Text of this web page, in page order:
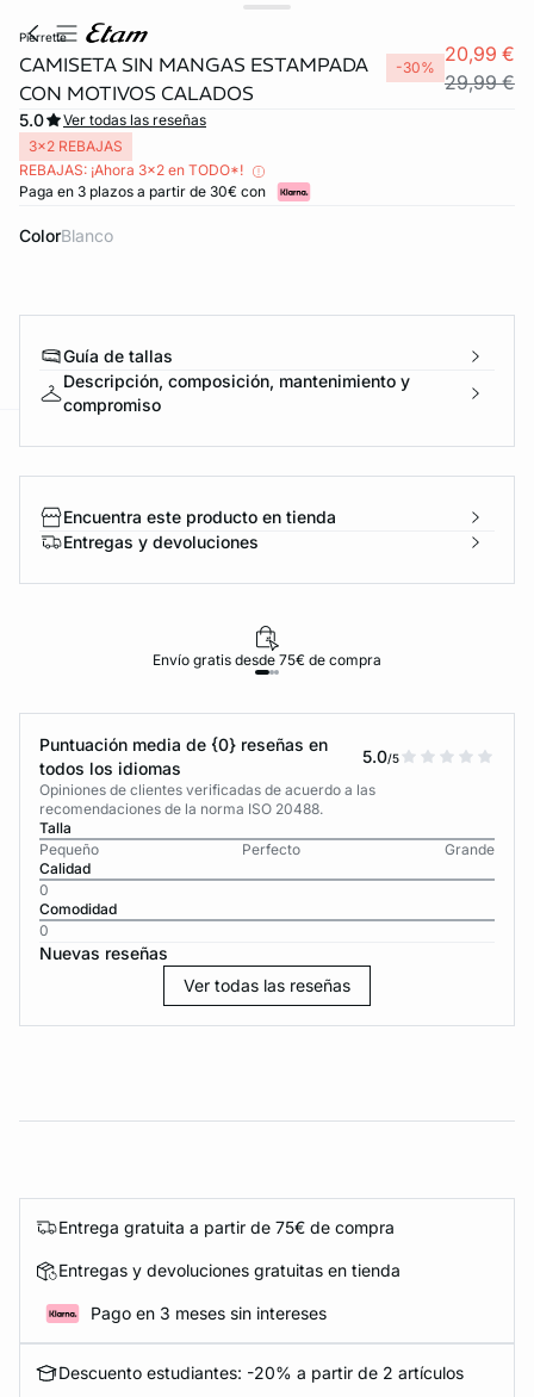
pierrette
CAMISETA SIN MANGAS ESTAMPADA
CON MOTIVOS CALADOS
-30%
20,99 €
29,99 €
5.0
Ver todas las reseñas
3x2 REBAJAS
REBAJAS: ¡Ahora 3x2 en TODO*!
Paga en 3 plazos a partir de 30€ con
Color blanco
Guía de tallas
Descripción, composición, mantenimiento y
compromiso
Encuentra este producto en tienda
Entregas y devoluciones
Envío gratis desde 75€ de compra
Puntuación media de {0} reseñas en
todos los idiomas
5.0/5
Opiniones de clientes verificadas de acuerdo a las
recomendaciones de la norma ISO 20488.
Talla
Pequeño
Perfecto
Grande
Calidad
0
Comodidad
0
Nuevas reseñas
Ver todas las reseñas
Entrega gratuita a partir de 75€ de compra
Entregas y devoluciones gratuitas en tienda
Pago en 3 meses sin intereses
Descuento estudiantes: -20% a partir de 2 artículos